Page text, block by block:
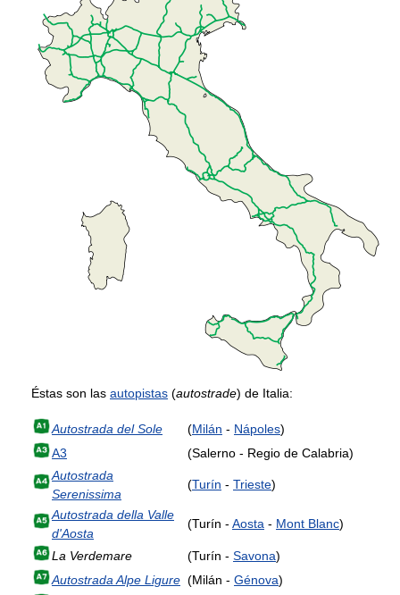
Éstas son las autopistas (autostrade) de Italia:
Autostrada del Sole (Milán - Nápoles)
A3
(Salerno - Regio de Calabria)
Autostrada
Serenissima
(Turín - Trieste)
Autostrada della Valle
d'Aosta
(Turín - Aosta - Mont Blanc)
La Verdemare (Turín - Savona)
Autostrada Alpe Ligure (Milán - Génova)